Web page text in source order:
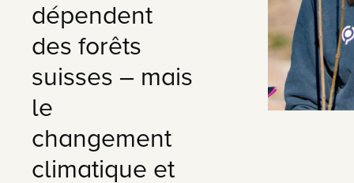
dépendent
des forêts
suisses – mais
le
changement
climatique et